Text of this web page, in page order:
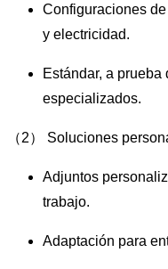
Configuraciones
y electricidad.
Estándar, a
especializados.
（2） Soluciones
Adjuntos
trabajo.
Adaptación para